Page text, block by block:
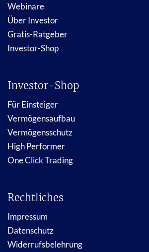
Webinare
Über Investor
Gratis-Ratgeber
Investor-Shop
Investor-Shop
Für Einsteiger
Vermögensaufbau
Vermögensschutz
High Performer
One Click Trading
Rechtliches
Impressum
Datenschutz
Widerrufsbelehrung